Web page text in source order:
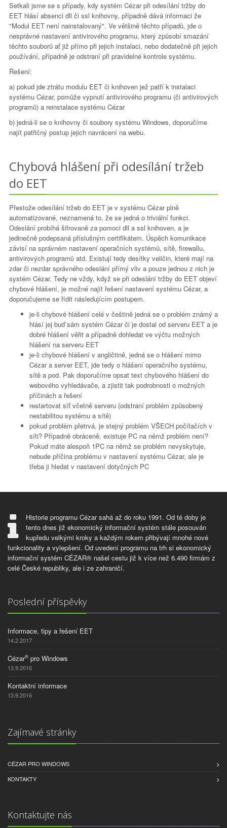
Setkali jsme se s případy, kdy systém Cézar při odesílání tržby do
EET hlásí absenci dll či ssl knihovny, případně dává informaci že
"Modul EET není nainstalovaný". Ve většině těchto případů, jde o
nesprávné nastavení antivirového programu, který způsobí smazání
těchto souborů ať již přímo při jejich instalaci, nebo dodatečně při jejich
používání, případně je odstraní při pravidelné kontrole systému.
Řešení:
a) pokud jde ztrátu modulu EET či knihoven jež patří k instalaci
systému Cézar, pomůže vypnutí antivirového programu (či antivirových
programů) a reinstalace systému Cézar
b) jedná-li se o knihovny či soubory systému Windows, doporučíme
najít patřičný postup jejich navrácení na webu.
Chybová hlášení při odesílání tržeb
do EET
Přestože odesílání tržeb do EET je v systému Cézar plně
automatizované, neznamená to, že se jedná o triviální funkci.
Odeslání probíhá šifrovaně za pomoci dll a ssl knihoven, a je
jedinečně podepsaná příslušným certifikátem. Úspěch komunikace
závisí na správném nastavení operačních systémů, sítě, firewallu,
antivirových programů atd. Existují tedy desítky veličin, které mají na
zdar či nezdar správného odeslání přímý vliv a pouze jednou z nich je
systém Cézar. Tedy ne vždy, když se při odeslání tržby do EET objeví
chybové hlášení, je možné najít řešení nastavení systému Cézar, a
doporučujeme se řídit následujícím postupem.
je-li chybové hlášení celé v češtině jedná se o problém známý a
hlásí jej buď sám systém Cézar či je dostal od serveru EET a je
dobré hlášení věřit a případně dohledat ve výčtu možných
hlášení na serveru EET
je-li chybové hlášení v angličtině, jedná se o hlášení mimo
Cézar a server EET, jde tedy o hlášení operačního systému,
sítě a pod. Pak doporučíme opsat text chybového hlášení do
webového vyhledávače, a zjistit tak podrobnosti o možných
příčinách a řešení
restartovat síť včetně serveru (odstraní problém způsobený
nestabilitou systému a sítě)
pokud problém přetrvá, je stejný problém VŠECH počítačích v
síti? Případně obráceně, existuje PC na němž problém není?
Pokud máte alespoň 1PC na němž se problém nevyskytuje,
nebude příčina problému v nastavení systému Cézar, ale je
třeba ji hledat v nastavení dotyčných PC
Historie programu Cézar sahá až do roku 1991. Od té doby je
tento dnes již ekonomický informační systém stále posouván
kupředu velkými kroky a každým rokem přibývají mnohé nové
funkcionality a vylepšení. Od uvedení programu na trh si ekonomický
informační systém CÉZAR® našel cestu již k více než 6.490 firmám z
celé České republiky, ale i ze zahraničí.
Poslední příspěvky
Informace, tipy a řešení EET
14.2.2017
Cézar® pro Windows
13.9.2016
Kontaktní informace
13.9.2016
Zajímavé stránky
CÉZAR PRO WINDOWS
KONTAKTY
Kontaktujte nás